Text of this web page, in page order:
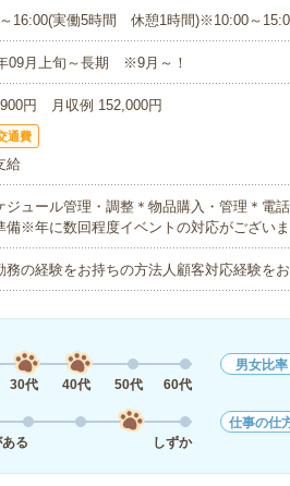
16:00(実働5時間 休憩1時間)※10:00～
09月上旬～長期 ※9月～！
円 月収例 152,000円
通費
給
ジュール管理・調整＊物品購入・管理＊電
備※年に数回程度イベントの対応がござい
務の経験をお持ちの方法人顧客対応経験を
30代 40代 50代 60代
男女比率
る
しずか
仕事の仕